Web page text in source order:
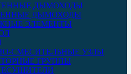
ДЫМОХОДЫ
ДЫМОХОДЫ
ЭЛЕМЕНТЫ
СМЕСИТЕЛЬНЫЕ УЗЛЫ
ГРУППЫ